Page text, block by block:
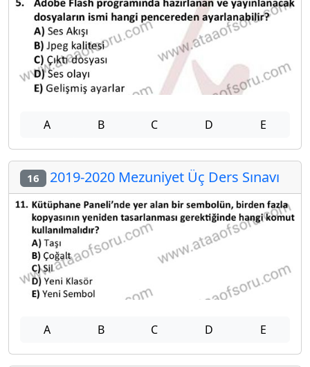
A B C D E
16 2019-2020 Mezuniyet Üç Ders Sınavı
A B C D E